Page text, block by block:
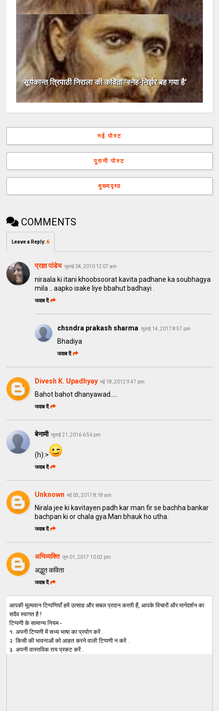
सूर्यकान्त त्रिपाठी निराला की कविता 'स्नेह-निर्झर बह गया है'
नई पोस्ट
पुरानी पोस्ट
मुख्यपृष्ठ
COMMENTS
Leave a Reply:6
प्रज्ञा पांडेय जुलाई 04, 2010 12:07 am
niraala ki itani khoobsoorat kavita padhane ka soubhagya
mila .. aapko isake liye bbahut badhayi .
जवाब दें
chsndra prakash sharma जुलाई 14, 2017 8:57 pm
Bhadiya
जवाब दें
Divesh K. Upadhyay मई 18, 2012 9:47 pm
Bahot bahot dhanyawad.....
जवाब दें
बेनामी जुलाई 21, 2016 6:56 pm
(h):>
जवाब दें
Unknown मई 05, 2017 8:18 am
Nirala jee ki kavitayen padh kar man fir se bachha bankar
bachpan ki or chala gya.Man bhauk ho utha.
जवाब दें
अभिव्यक्ति जून 01, 2017 10:02 pm
अद्भुत कविता
जवाब दें
आपकी मूल्यवान टिप्पणियाँ हमें उत्साह और सबल प्रदान करती हैं, आपके विचारों और मार्गदर्शन का
सदैव स्वागत है !
टिप्पणी के सामान्य नियम -
१. अपनी टिप्पणी में सभ्य भाषा का प्रयोग करें .
२. किसी की भावनाओं को आहत करने वाली टिप्पणी न करें .
३. अपनी वास्तविक राय प्रकट करें .